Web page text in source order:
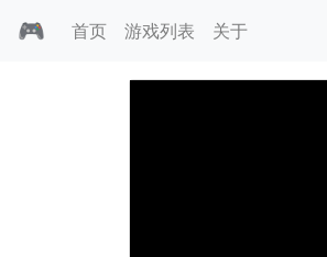
🎮 首页 游戏列表 关于